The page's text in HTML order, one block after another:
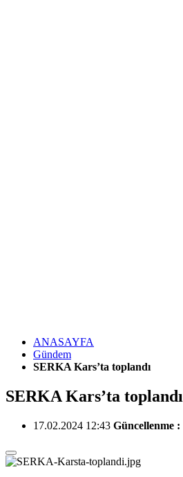
ANASAYFA
Gündem
SERKA Kars’ta toplandı
SERKA Kars’ta toplandı
17.02.2024 12:43 Güncellenme :